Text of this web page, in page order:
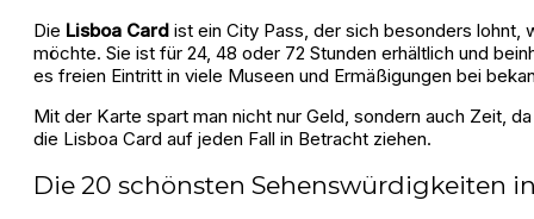
Die Lisboa Card ist ein City Pass, der sich besonders lohnt,
möchte. Sie ist für 24, 48 oder 72 Stunden erhältlich und
es freien Eintritt in viele Museen und Ermäßigungen bei
Mit der Karte spart man nicht nur Geld, sondern auch Zeit,
die Lisboa Card auf jeden Fall in Betracht ziehen.
Die 20 schönsten Sehenswürdigkeiten